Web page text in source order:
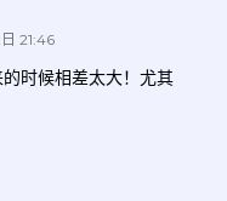
21:46
时候相差太大！尤其